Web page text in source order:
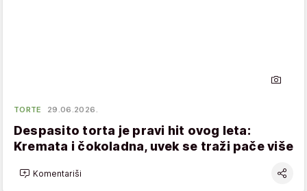
TORTE 29.06.2026.
Despasito torta je pravi hit ovog leta:
Kremata i čokoladna, uvek se traži pače više
Komentariši